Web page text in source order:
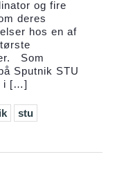
og fire
deres
hos en af
Som
Sputnik STU
i […]
stu